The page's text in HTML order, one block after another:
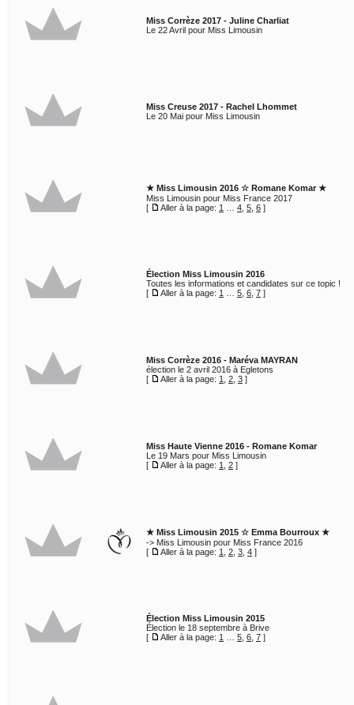
Miss Corrèze 2017 - Juline Charliat
Le 22 Avril pour Miss Limousin
Miss Creuse 2017 - Rachel Lhommet
Le 20 Mai pour Miss Limousin
★ Miss Limousin 2016 ☆ Romane Komar ★
Miss Limousin pour Miss France 2017
[
Aller à la page: 1 4 5 6 ]
Élection Miss Limousin 2016
Toutes les informations et candidates sur ce topic !
[
Aller à la page: 1 5 6 7 ]
Miss Corrèze 2016 - Maréva MAYRAN
élection le 2 avril 2016 à Egletons
[
Aller à la page: 1 2 3 ]
Miss Haute Vienne 2016 - Romane Komar
Le 19 Mars pour Miss Limousin
[
Aller à la page: 1 2 ]
★ Miss Limousin 2015 ☆ Emma Bourroux ★
-> Miss Limousin pour Miss France 2016
[
Aller à la page: 1 2 3 4 ]
Élection Miss Limousin 2015
Élection le 18 septembre à Brive
[
Aller à la page: 1 5 6 7 ]